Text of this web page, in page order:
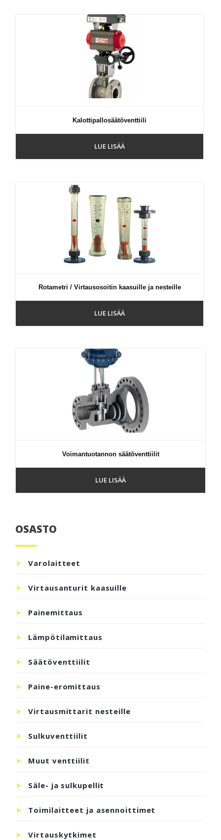
Kalottipallosäätöventtiili
LUE LISÄÄ
Rotametri / Virtausosoitin kaasuille ja nesteille
LUE LISÄÄ
Voimantuotannon säätöventtiilit
LUE LISÄÄ
Ensisijainen
sivupalkki
OSASTO
Varolaitteet
Virtausanturit kaasuille
Painemittaus
Lämpötilamittaus
Säätöventtiilit
Paine-eromittaus
Virtausmittarit nesteille
Sulkuventtiilit
Muut venttiilit
Säle- ja sulkupellit
Toimilaitteet ja asennoittimet
Virtauskytkimet